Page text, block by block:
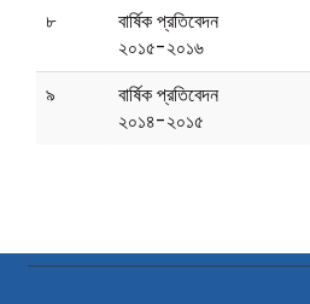
৮
বার্ষিক প্রতিবেদন
২০১৫-২০১৬
৯
বার্ষিক প্রতিবেদন
২০১৪-২০১৫